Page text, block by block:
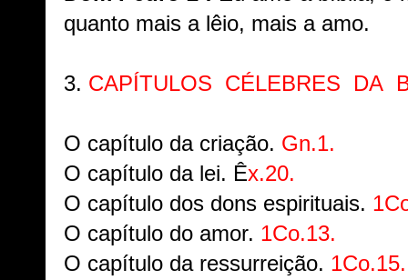
quanto mais a lêio, mais a amo.
3. CAPÍTULOS CÉLEBRES DA
O capítulo da criação. Gn.1.
O capítulo da lei. Êx.20.
O capítulo dos dons espirituais.
O capítulo do amor. 1Co.13.
O capítulo da ressurreição. 1Co.15.